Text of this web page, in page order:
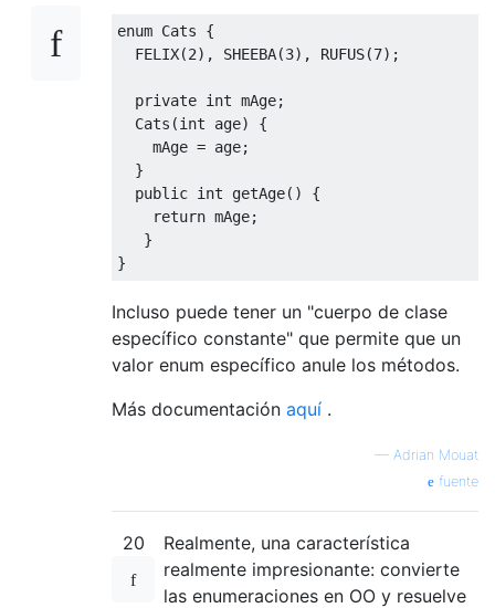
enum Cats
{
  FELIX
(2), SHEEBA(3), RUFUS(7);
private int mAge;
Cats (int age)
{
    mAge
= age;
}
public int getAge()
{
return mAge;
}
}
Incluso puede tener un "cuerpo de clase
específico constante" que permite que un
valor enum específico anule los métodos.
Más documentación aquí .
— Adrian Mouat
fuente
20
Realmente, una característica
realmente impresionante: convierte
las enumeraciones en OO y resuelve